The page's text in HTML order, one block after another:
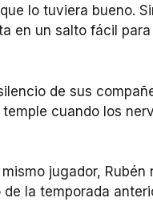
lo tuviera bueno.
en un salto fácil para
de sus
cuando los
jugador, Rubén
la temporada